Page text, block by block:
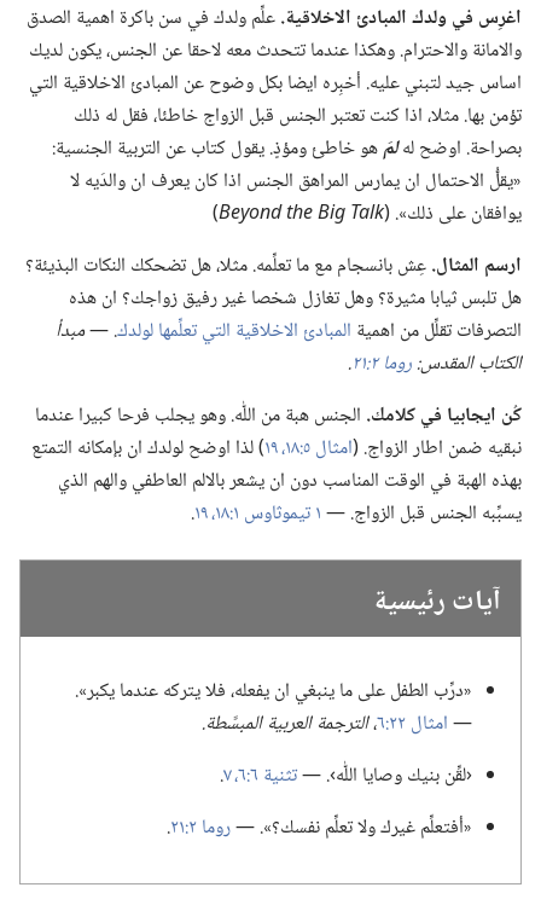
اغرِس في ولدك المبادئ الاخلاقية.‏علِّم ولدك في سن باكرة اهمية الصدق
والامانة والاحترام.‏ وهكذا عندما تتحدث معه لاحقا عن الجنس،‏ يكون لديك
اساس جيد لتبني عليه.‏ أخبِره ايضا بكل وضوح عن المبادئ الاخلاقية التي
تؤمن بها.‏ مثلا،‏ اذا كنت تعتبر الجنس قبل الزواج خاطئا،‏ فقل له ذلك
بصراحة.‏ اوضح لهلمَهو خاطئ ومؤذٍ.‏ يقول كتاب عن التربية الجنسية:‏
«يقلُّ الاحتمال ان يمارس المراهق الجنس اذا كان يعرف ان والدَيه لا
يوافقان على ذلك».‏ (‏Beyond the Big Talk
‏)‏
ارسم المثال.‏عِش بانسجام مع ما تعلِّمه.‏ مثلا،‏ هل تضحكك النكات البذيئة؟‏
هل تلبس ثيابا مثيرة؟‏ وهل تغازل شخصا غير رفيق زواجك؟‏ ان هذه
التصرفات تقلِّل من اهمية المبادئ الاخلاقية التي تعلِّمها لولدك‏.‏ —‏مبدأ
الكتاب المقدس:‏روما ٢:‏٢١
‏.‏
كُن ايجابيا في كلامك.‏ الجنس هبة من اللّٰه.‏ وهو يجلب فرحا كبيرا عندما
نبقيه ضمن اطار الزواج.‏ (‏امثال ٥:‏١٨،‏ ١٩
‏)‏ لذا اوضح لولدك ان بإمكانه التمتع
بهذه الهبة في الوقت المناسب دون ان يشعر بالالم العاطفي والهم الذي
يسبِّبه الجنس قبل الزواج.‏ —‏١ تيموثاوس ١:‏١٨،‏ ١٩ ‏.‏
آيات رئيسية
‏«درِّب الطفل على ما ينبغي ان يفعله،‏ فلا يتركه عندما يكبر».‏
—‏امثال ٢٢:‏٦ ‏،‏الترجمة العربية المبسَّطة.‏
‏‹لقِّن بنيك وصايا اللّٰه›.‏ —‏تثنية ٦:‏٦،‏ ٧
‏.‏
‏«أفتعلِّم غيرك ولا تعلِّم نفسك؟‏».‏ —‏روما ٢:‏٢١ ‏.‏